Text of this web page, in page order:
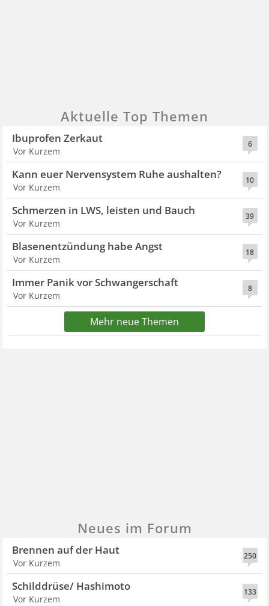
Aktuelle Top Themen
6
Ibuprofen Zerkaut
Vor Kurzem
10
Kann euer Nervensystem Ruhe aushalten?
Vor Kurzem
39
Schmerzen in LWS, leisten und Bauch
Vor Kurzem
18
Blasenentzündung habe Angst
Vor Kurzem
8
Immer Panik vor Schwangerschaft
Vor Kurzem
Mehr neue Themen
Neues im Forum
250
Brennen auf der Haut
Vor Kurzem
133
Schilddrüse/ Hashimoto
Vor Kurzem